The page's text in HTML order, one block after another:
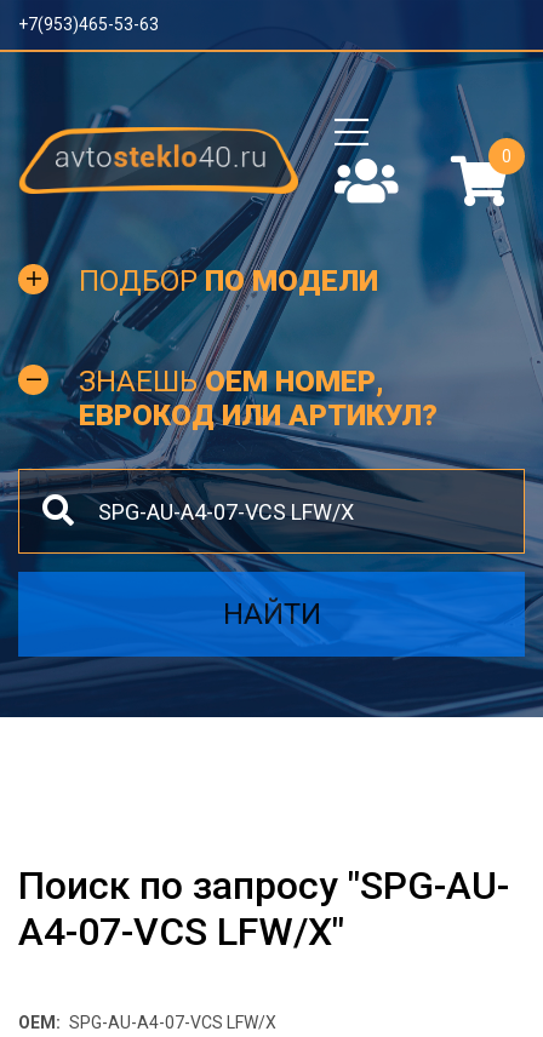
+7(953)465-53-63
0
ПОДБОРПО МОДЕЛИ
ЗНАЕШЬOEM НОМЕР,
ЕВРОКОД ИЛИ АРТИКУЛ?
НАЙТИ
Поиск по запросу "SPG-AU-
A4-07-VCS LFW/X"
OEM: SPG-AU-A4-07-VCS LFW/X